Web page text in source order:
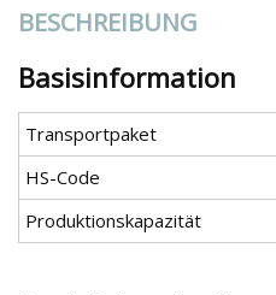
BESCHREIBUNG
Basisinformation
Transportpaket
HS-Code
Produktionskapazität